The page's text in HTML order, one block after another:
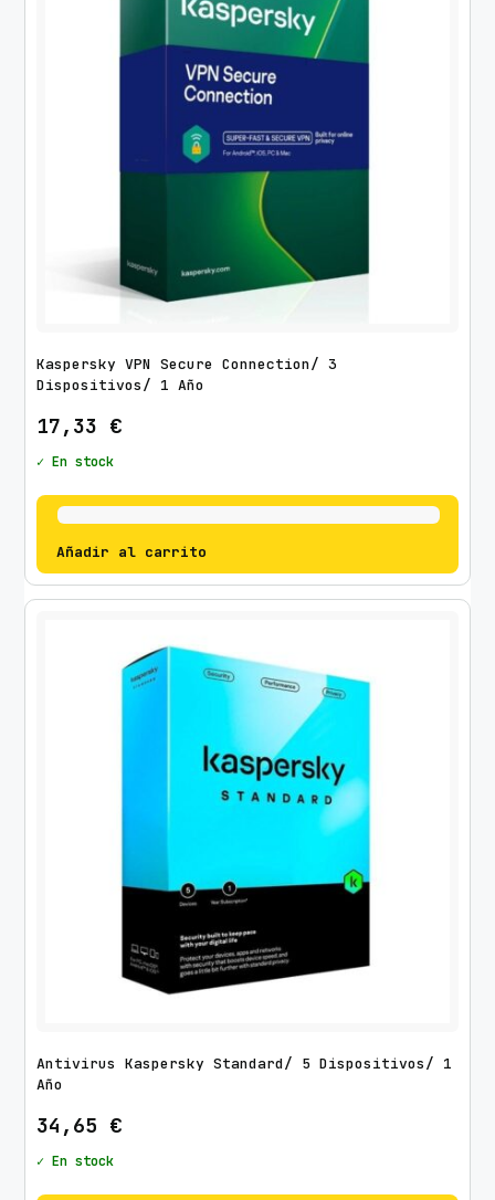
Kaspersky VPN Secure Connection/ 3
Dispositivos/ 1 Año
17,33 €
✓ En stock
Añadir al carrito
Antivirus Kaspersky Standard/ 5 Dispositivos/ 1
Año
34,65 €
✓ En stock